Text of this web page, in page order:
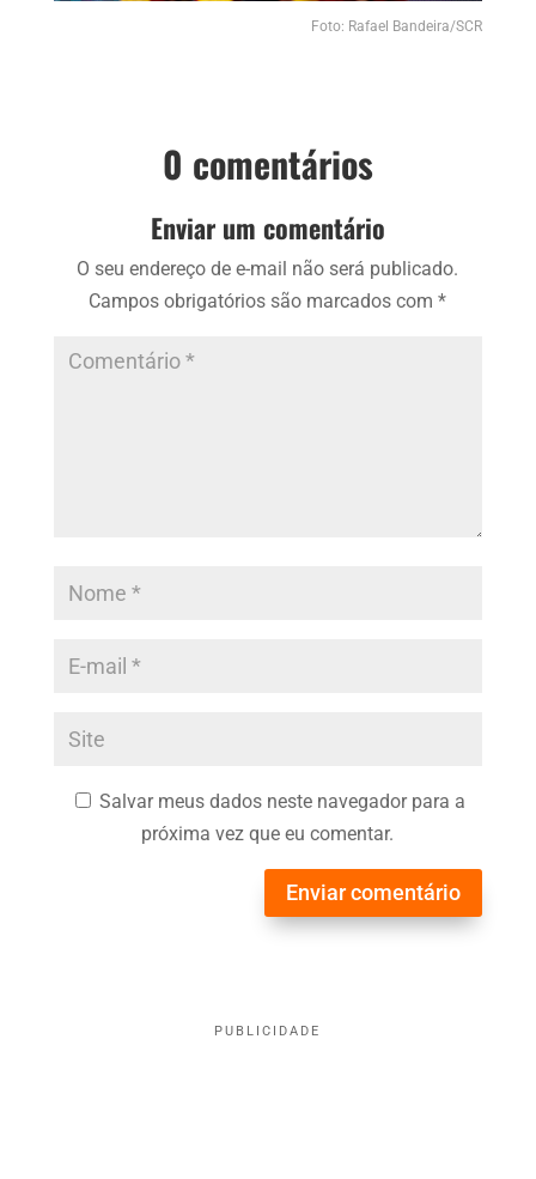
Foto: Rafael Bandeira/SCR
0 comentários
Enviar um comentário
O seu endereço de e-mail não será publicado.
Campos obrigatórios são marcados com*
Salvar meus dados neste navegador para a
próxima vez que eu comentar.
Enviar comentário
PUBLICIDADE